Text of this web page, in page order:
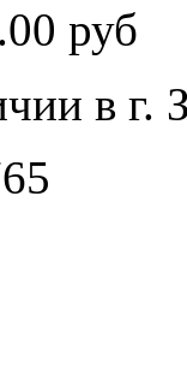
руб
в г.